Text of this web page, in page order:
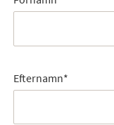
Efternamn*